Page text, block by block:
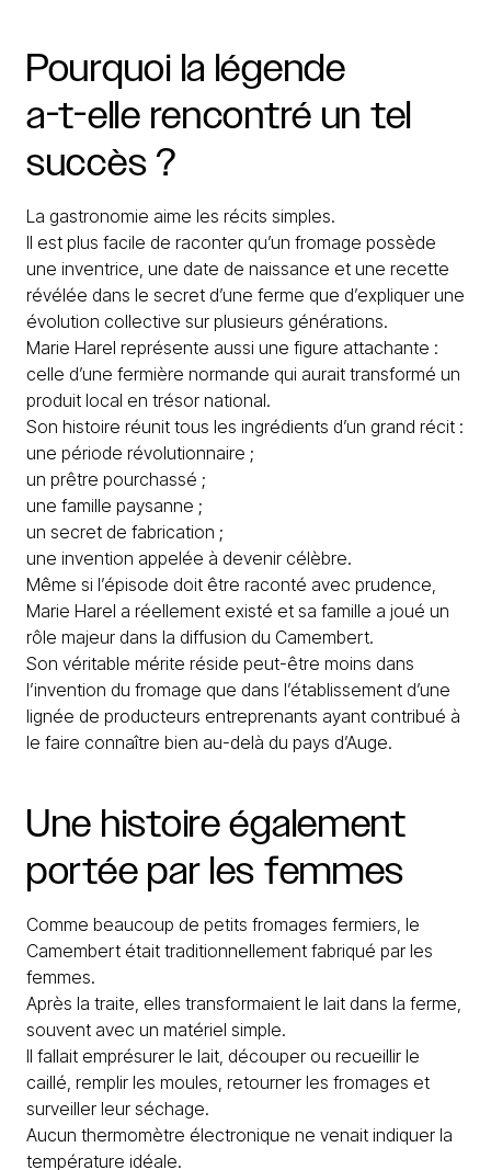
Pourquoi la légende
a-t-elle rencontré un tel
succès?
La gastronomie aime les récits simples.
Il est plus facile de raconter qu’un fromage possède
une inventrice, une date de naissance et une recette
révélée dans le secret d’une ferme que d’expliquer une
évolution collective sur plusieurs générations.
Marie Harel représente aussi une figure attachante :
celle d’une fermière normande qui aurait transformé un
produit local en trésor national.
Son histoire réunit tous les ingrédients d’un grand récit :
une période révolutionnaire ;
un prêtre pourchassé ;
une famille paysanne ;
un secret de fabrication ;
une invention appelée à devenir célèbre.
Même si l’épisode doit être raconté avec prudence,
Marie Harel a réellement existé et sa famille a joué un
rôle majeur dans la diffusion du Camembert.
Son véritable mérite réside peut-être moins dans
l’invention du fromage que dans l’établissement d’une
lignée de producteurs entreprenants ayant contribué à
le faire connaître bien au-delà du pays d’Auge.
Une histoire également
portée par les femmes
Comme beaucoup de petits fromages fermiers, le
Camembert était traditionnellement fabriqué par les
femmes.
Après la traite, elles transformaient le lait dans la ferme,
souvent avec un matériel simple.
Il fallait emprésurer le lait, découper ou recueillir le
caillé, remplir les moules, retourner les fromages et
surveiller leur séchage.
Aucun thermomètre électronique ne venait indiquer la
température idéale.